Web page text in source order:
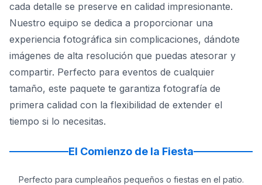
cada detalle se preserve en calidad impresionante.
Nuestro equipo se dedica a proporcionar una
experiencia fotográfica sin complicaciones, dándote
imágenes de alta resolución que puedas atesorar y
compartir. Perfecto para eventos de cualquier
tamaño, este paquete te garantiza fotografía de
primera calidad con la flexibilidad de extender el
tiempo si lo necesitas.
El Comienzo de la Fiesta
Perfecto para cumpleaños pequeños o fiestas en el patio.